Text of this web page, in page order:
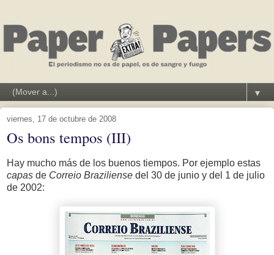
▼
viernes, 17 de octubre de 2008
Os bons tempos (III)
Hay mucho más de los buenos tiempos. Por ejemplo estas
capas de Correio Braziliense del 30 de junio y del 1 de julio
de 2002: